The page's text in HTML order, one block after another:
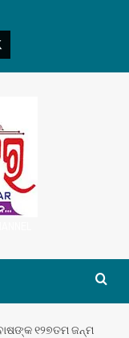
୧୨୭ତମ ଜନ୍ମ